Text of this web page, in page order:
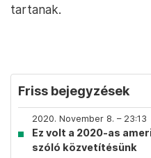
tartanak.
Friss bejegyzések
2020. November 8. – 23:13
Ez volt a 2020-as
szóló közvetítésünk